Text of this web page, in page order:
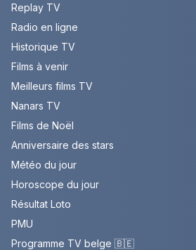
Replay TV
Radio en ligne
Historique TV
Films à venir
Meilleurs films TV
Nanars TV
Films de Noël
Anniversaire des stars
Météo du jour
Horoscope du jour
Résultat Loto
PMU
Programme TV belge 🇧🇪